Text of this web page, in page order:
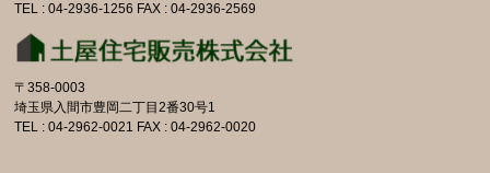
TEL : 04-2936-1256 FAX : 04-2936-2569
〒358-0003
埼玉県入間市豊岡二丁目2番30号1
TEL : 04-2962-0021 FAX : 04-2962-0020